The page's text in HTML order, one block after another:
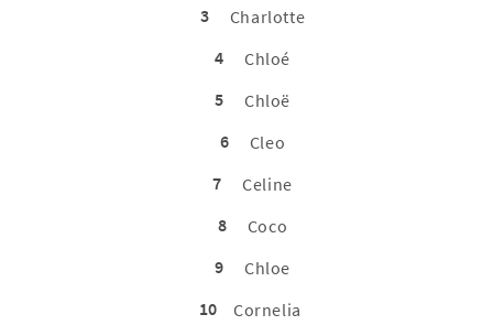
3
Charlotte
4
Chloé
5
Chloë
6
Cleo
7
Celine
8
Coco
9
Chloe
10
Cornelia